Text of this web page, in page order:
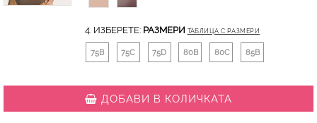
4. ИЗБЕРЕТЕ: РАЗМЕРИ ТАБЛИЦА С РАЗМЕРИ
75B 75C 75D 80B 80C 85B
ДОБАВИ В КОЛИЧКАТА